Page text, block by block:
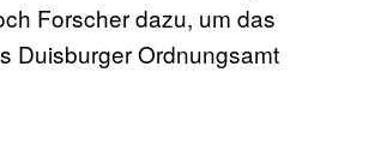
Forscher dazu, um das
Duisburger Ordnungsamt